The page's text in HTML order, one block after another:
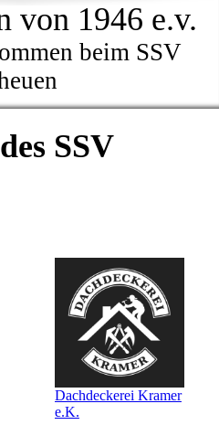
von 1946 e.v.
beim SSV
SSV
Dachdeckerei Kramer
e.K.